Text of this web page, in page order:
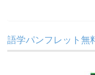
語学パンフレット無